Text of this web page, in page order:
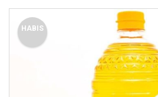
HABIS